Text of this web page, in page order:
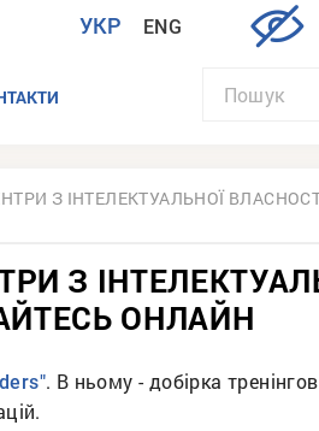
УКР ENG
З ІНТЕЛЕКТУАЛЬНОЇ
З
ОНЛАЙН
. В ньому - добірка